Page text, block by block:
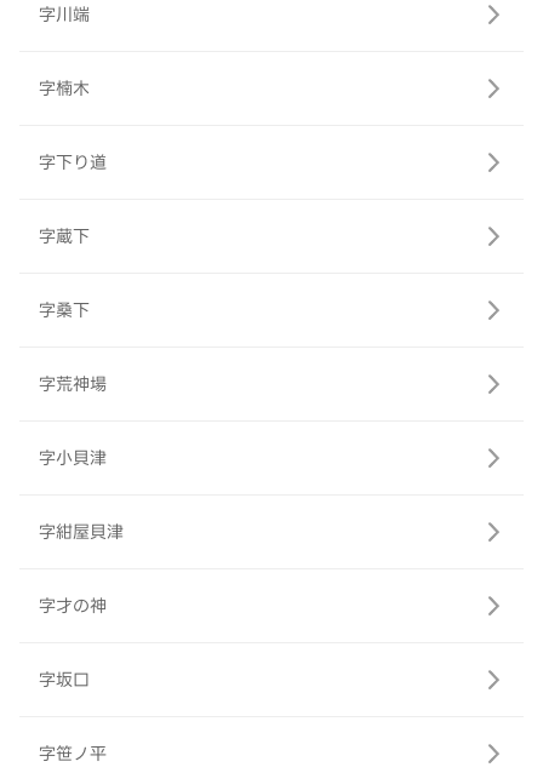
字川端
字楠木
字下り道
字蔵下
字桑下
字荒神場
字小貝津
字紺屋貝津
字才の神
字坂口
字笹ノ平